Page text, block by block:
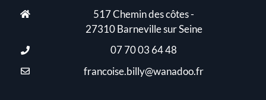
517 Chemin des côtes -
27310 Barneville sur Seine
07 70 03 64 48
francoise.billy@wanadoo.fr